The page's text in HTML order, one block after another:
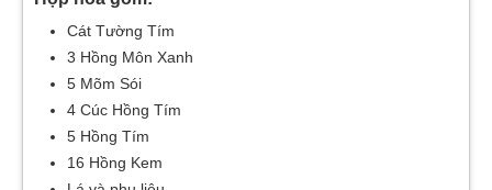
Cát Tường Tím
3 Hồng Môn Xanh
5 Mõm Sói
4 Cúc Hồng Tím
5 Hồng Tím
16 Hồng Kem